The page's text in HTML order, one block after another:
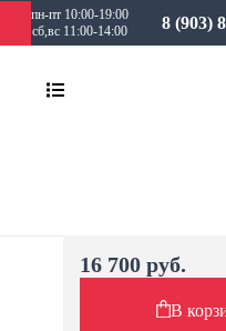
пн-пт 10:00-19:00
сб,вс 11:00-14:00
8 (903)
16 700 руб.
В